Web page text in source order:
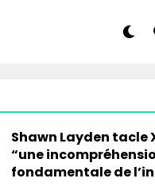
Shawn Layden tacle
“une
fondamentale de